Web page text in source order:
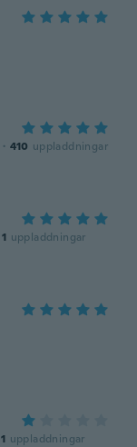
· 410 uppladdningar
1 uppladdningar
1 uppladdningar